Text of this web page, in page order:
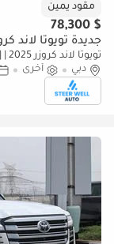
مقود يمين
$ 78,300
جديدة تويوتا لاند
4WD | For Export (للتصدير فقط)
دبي أخرى